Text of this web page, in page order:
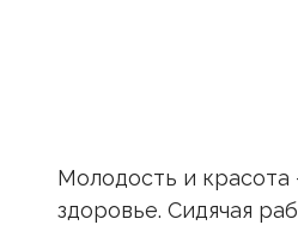
Молодость и
здоровье. Сидячая